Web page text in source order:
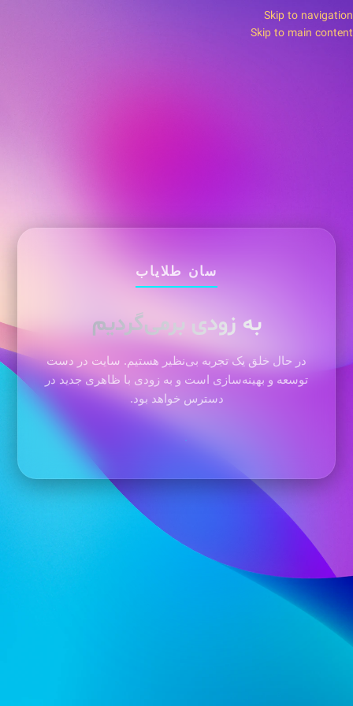
Skip to navigation
Skip to main content
سان طلایاب
به زودی برمی‌گردیم
در حال خلق یک تجربه بی‌نظیر هستیم. سایت در دست
توسعه و بهینه‌سازی است و به زودی با ظاهری جدید در
دسترس خواهد بود.